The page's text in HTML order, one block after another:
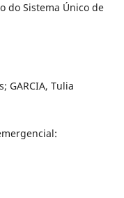
do Sistema Único de
GARCIA, Tulia